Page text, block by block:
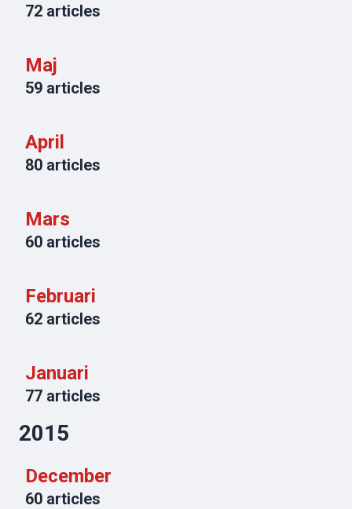
72 articles
Maj
59 articles
April
80 articles
Mars
60 articles
Februari
62 articles
Januari
77 articles
2015
December
60 articles